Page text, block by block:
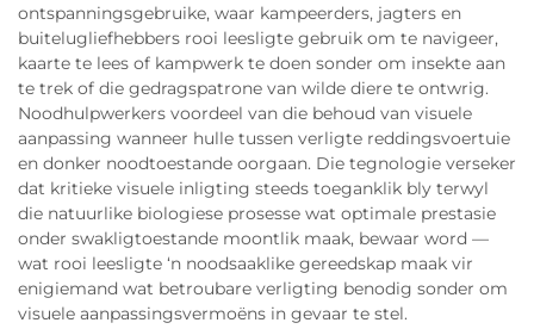
ontspanningsgebruike, waar kampeerders, jagters en
buitelugliefhebbers rooi leesligte gebruik om te navigeer,
kaarte te lees of kampwerk te doen sonder om insekte aan
te trek of die gedragspatrone van wilde diere te ontwrig.
Noodhulpwerkers voordeel van die behoud van visuele
aanpassing wanneer hulle tussen verligte reddingsvoertuie
en donker noodtoestande oorgaan. Die tegnologie verseker
dat kritieke visuele inligting steeds toeganklik bly terwyl
die natuurlike biologiese prosesse wat optimale prestasie
onder swakligtoestande moontlik maak, bewaar word —
wat rooi leesligte ‘n noodsaaklike gereedskap maak vir
enigiemand wat betroubare verligting benodig sonder om
visuele aanpassingsvermoëns in gevaar te stel.